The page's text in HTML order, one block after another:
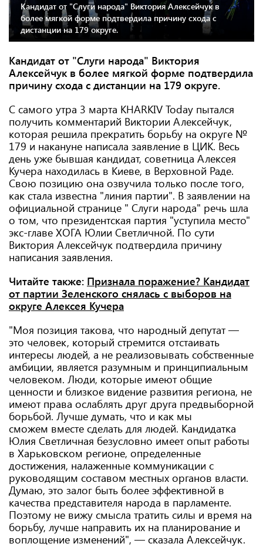
Кандидат от "Слуги народа" Виктория Алексейчук в
более мягкой форме подтвердила причину схода с
дистанции на 179 округе.
Кандидат от "Слуги народа" Виктория
Алексейчук в более мягкой форме подтвердила
причину схода с дистанции на 179 округе.
С самого утра 3 марта KHARKIV Today пытался
получить комментарий Виктории Алексейчук,
которая решила прекратить борьбу на округе №
179 и накануне написала заявление в ЦИК. Весь
день уже бывшая кандидат, советница Алексея
Кучера находилась в Киеве, в Верховной Раде.
Свою позицию она озвучила только после того,
как стала известна "линия партии". В заявлении на
официальной странице " Слуги народа" речь шла
о том, что президентская партия "уступила место"
экс-главе ХОГА Юлии Светличной. По сути
Виктория Алексейчук подтвердила причину
написания заявления.
Читайте также: Признала поражение? Кандидат
от партии Зеленского снялась с выборов на
округе Алексея Кучера
"Моя позиция такова, что народный депутат —
это человек, который стремится отстаивать
интересы людей, а не реализовывать собственные
амбиции, является разумным и принципиальным
человеком. Люди, которые имеют общие
ценности и близкое видение развития региона, не
имеют права ослаблять друг друга предвыборной
борьбой. Лучше думать, что и как мы
сможем вместе сделать для людей. Кандидатка
Юлия Светличная безусловно имеет опыт работы
в Харьковском регионе, определенные
достижения, налаженные коммуникации с
руководящим составом местных органов власти.
Думаю, это залог быть более эффективной в
качества представителя народа в парламенте.
Поэтому не вижу смысла тратить силы и время на
борьбу, лучше направить их на планирование и
воплощение изменений", — сказала Алексейчук.